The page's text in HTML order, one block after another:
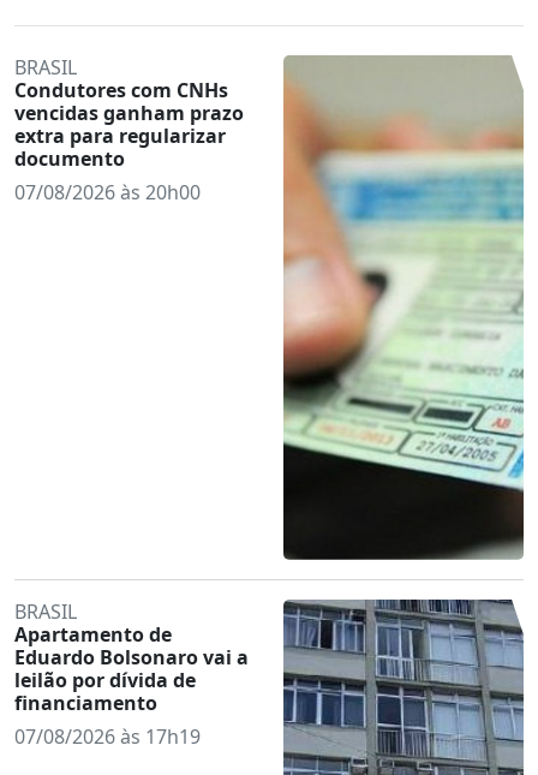
BRASIL
Condutores com CNHs
vencidas ganham prazo
extra para regularizar
documento
07/08/2026 às 20h00
BRASIL
Apartamento de
Eduardo Bolsonaro vai a
leilão por dívida de
financiamento
07/08/2026 às 17h19